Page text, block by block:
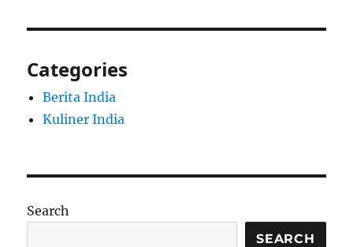
Categories
Berita India
Kuliner India
Search
SEARCH